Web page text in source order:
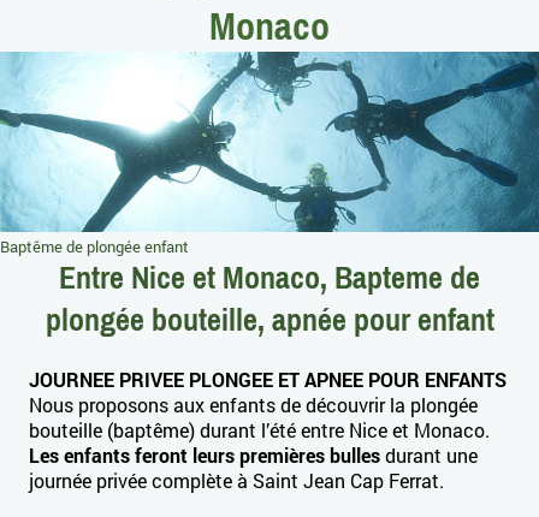
Monaco
Baptême de plongée enfant
Entre Nice et Monaco, Bapteme de
plongée bouteille, apnée pour enfant
JOURNEE PRIVEE PLONGEE ET APNEE POUR ENFANTS
Nous proposons aux enfants de découvrir la plongée
bouteille (baptême) durant l’été entre Nice et Monaco.
Les enfants feront leurs premières bullesdurant une
journée privée complète à Saint Jean Cap Ferrat.